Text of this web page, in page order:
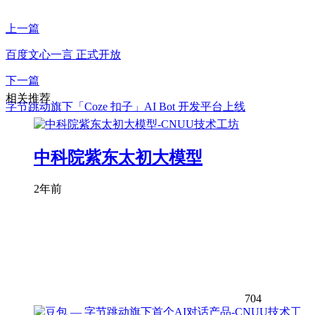
上一篇
百度文心一言 正式开放
下一篇
字节跳动旗下「Coze 扣子」AI Bot 开发平台上线
相关推荐
中科院紫东太初大模型
2年前
704